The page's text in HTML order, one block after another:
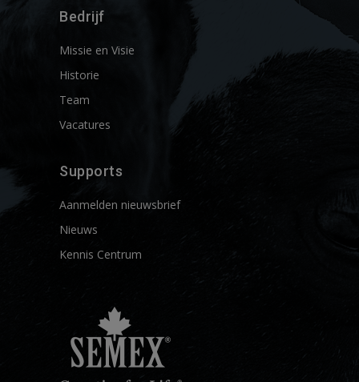
Bedrijf
Missie en Visie
Historie
Team
Vacatures
Supports
Aanmelden nieuwsbrief
Nieuws
Kennis Centrum